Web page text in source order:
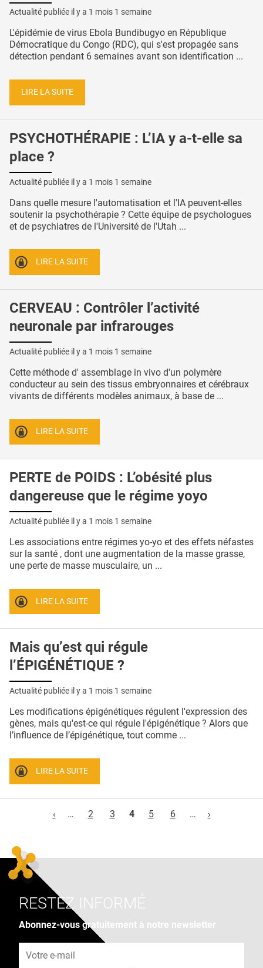
Actualité publiée il y a 1 mois 1 semaine
L'épidémie de virus Ebola Bundibugyo en République
Démocratique du Congo (RDC), qui s'est propagée sans
détection pendant 6 semaines avant son identification ...
LIRE LA SUITE
PSYCHOTHÉRAPIE : L’IA y a-t-elle sa
place ?
Actualité publiée il y a 1 mois 1 semaine
Dans quelle mesure l'automatisation et l'IA peuvent-elles
soutenir la psychothérapie ? Cette équipe de psychologues
et de psychiatres de l'Université de l'Utah ...
LIRE LA SUITE
CERVEAU : Contrôler l’activité
neuronale par infrarouges
Actualité publiée il y a 1 mois 1 semaine
Cette méthode d' assemblage in vivo d'un polymère
conducteur au sein des tissus embryonnaires et cérébraux
vivants de différents modèles animaux, à base de ...
LIRE LA SUITE
PERTE de POIDS : L’obésité plus
dangereuse que le régime yoyo
Actualité publiée il y a 1 mois 1 semaine
Les associations entre régimes yo-yo et des effets néfastes
sur la santé , dont une augmentation de la masse grasse,
une perte de masse musculaire, un ...
LIRE LA SUITE
Mais qu’est qui régule
l’ÉPIGÉNÉTIQUE ?
Actualité publiée il y a 1 mois 1 semaine
Les modifications épigénétiques régulent l'expression des
gènes, mais qu'est-ce qui régule l'épigénétique ? Alors que
l’influence de l’épigénétique, tout comme ...
LIRE LA SUITE
‹
… 2 3 4 5 6 … ›
RESTEZ INFORMÉ
Abonnez-vous gratuitement à notre newsletter